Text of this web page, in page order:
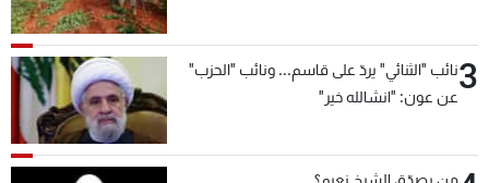
3نائب "الثنائي" يردّ على قاسم... ونائب "الحزب"
عن عون: "انشالله خير"